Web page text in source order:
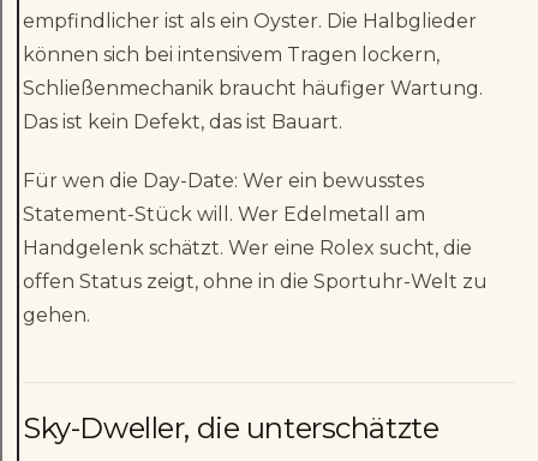
empfindlicher ist als ein Oyster. Die Halbglieder
können sich bei intensivem Tragen lockern,
Schließenmechanik braucht häufiger Wartung.
Das ist kein Defekt, das ist Bauart.
Für wen die Day-Date: Wer ein bewusstes
Statement-Stück will. Wer Edelmetall am
Handgelenk schätzt. Wer eine Rolex sucht, die
offen Status zeigt, ohne in die Sportuhr-Welt zu
gehen.
Sky-Dweller, die unterschätzte